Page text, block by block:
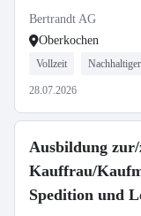
Bertrandt AG
Oberkochen
Vollzeit
28.07.2026
Ausbildung
Kauffrau/
Spedition und